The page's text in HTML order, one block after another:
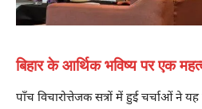
बिहार के आर्थिक भविष्य पर एक
पाँच विचारोत्तेजक सत्रों में हुई चर्चाओं ने यह